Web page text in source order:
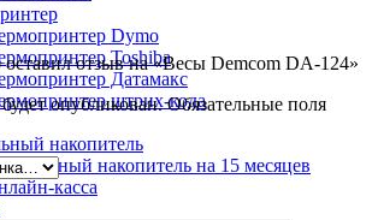
Dymo
Toshiba
Датамакс
штрих-кода
накопитель
накопитель на 15 месяцев
касса
оставил отзыв на «Весы Demcom DA-124»
опубликован. Обязательные поля